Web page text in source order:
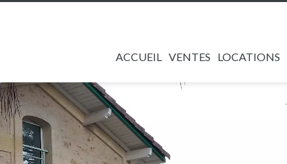
ACCUEIL VENTES LOCATIONS